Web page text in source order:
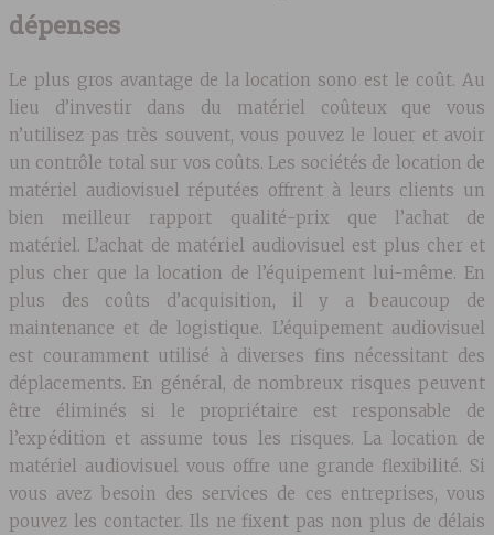
dépenses
Le plus gros avantage de la location sono est le coût. Au
lieu d’investir dans du matériel coûteux que vous
n’utilisez pas très souvent, vous pouvez le louer et avoir
un contrôle total sur vos coûts. Les sociétés de location de
matériel audiovisuel réputées offrent à leurs clients un
bien meilleur rapport qualité-prix que l’achat de
matériel. L’achat de matériel audiovisuel est plus cher et
plus cher que la location de l’équipement lui-même. En
plus des coûts d’acquisition, il y a beaucoup de
maintenance et de logistique. L’équipement audiovisuel
est couramment utilisé à diverses fins nécessitant des
déplacements. En général, de nombreux risques peuvent
être éliminés si le propriétaire est responsable de
l’expédition et assume tous les risques. La location de
matériel audiovisuel vous offre une grande flexibilité. Si
vous avez besoin des services de ces entreprises, vous
pouvez les contacter. Ils ne fixent pas non plus de délais